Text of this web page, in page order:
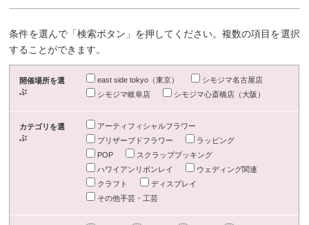
条件を選んで「検索ボタン」を押してください。複数の項目を選択
することができます。
開催場所を選
ぶ
east side tokyo（東京）
シモジマ名古屋店
シモジマ岐阜店
シモジマ心斎橋店（大阪）
カテゴリを選
ぶ
アーティフィシャルフラワー
プリザーブドフラワー
ラッピング
POP
スクラップブッキング
ハワイアンリボンレイ
ウェディング関連
クラフト
ディスプレイ
その他手芸・工芸